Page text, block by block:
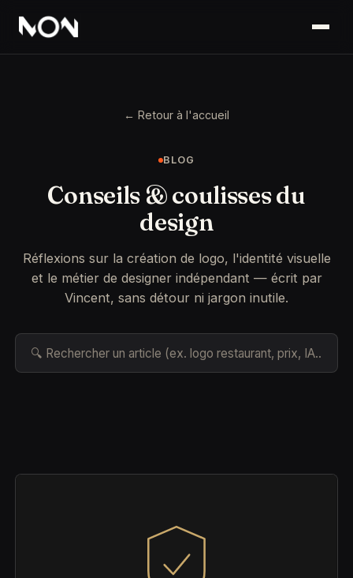
← Retour à l'accueil
BLOG
Conseils & coulisses du
design
Réflexions sur la création de logo, l'identité visuelle
et le métier de designer indépendant — écrit par
Vincent, sans détour ni jargon inutile.